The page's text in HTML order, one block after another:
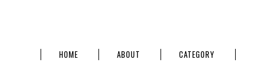
HOME ABOUT CATEGORY